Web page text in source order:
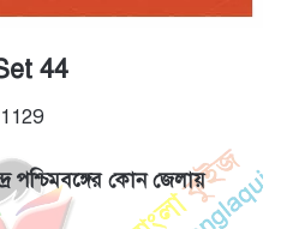
44
পশ্চিমবঙ্গের কোন জেলায়